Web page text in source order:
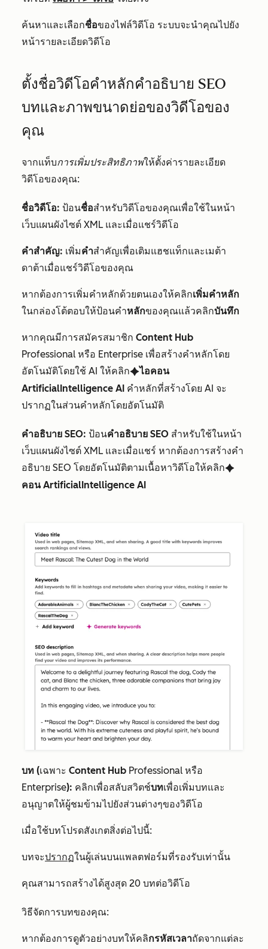
ค้นหาและเลือกชื่อของไฟล์วิดีโอ ระบบจะนำคุณไปยัง
หน้ารายละเอียดวิดีโอ
ตั้งชื่อวิดีโอคำหลักคำอธิบาย SEO
บทและภาพขนาดย่อของวิดีโอของ
คุณ
จากแท็บการเพิ่มประสิทธิภาพให้ตั้งค่ารายละเอียด
วิดีโอของคุณ:
ชื่อวิดีโอ: ป้อนชื่อสำหรับวิดีโอของคุณเพื่อใช้ในหน้า
เว็บแผนผังไซต์ XML และเมื่อแชร์วิดีโอ
คำสำคัญ: เพิ่มคำสำคัญเพื่อเติมแฮชแท็กและเมต้า
ดาต้าเมื่อแชร์วิดีโอของคุณ
หากต้องการเพิ่มคำหลักด้วยตนเองให้คลิกเพิ่มคำหลัก
ในกล่องโต้ตอบให้ป้อนคำหลักของคุณแล้วคลิกบันทึก
หากคุณมีการสมัครสมาชิก Content Hub
Professional หรือ Enterprise เพื่อสร้างคำหลักโดย
อัตโนมัติโดยใช้ AI ให้คลิกartificialIntelligenceไอคอน
ArtificialIntelligence AI คำหลักที่สร้างโดย AI จะ
ปรากฏในส่วนคำหลักโดยอัตโนมัติ
คำอธิบาย SEO: ป้อนคำอธิบาย SEO สำหรับใช้ในหน้า
เว็บแผนผังไซต์ XML และเมื่อแชร์ หากต้องการสร้างคำ
อธิบาย SEO โดยอัตโนมัติตามเนื้อหาวิดีโอให้คลิกartificialIntelligence
คอน ArtificialIntelligence AI
บท (เฉพาะ Content Hub Professional หรือ
Enterprise): คลิกเพื่อสลับสวิตช์บทเพื่อเพิ่มบทและ
อนุญาตให้ผู้ชมข้ามไปยังส่วนต่างๆของวิดีโอ
เมื่อใช้บทโปรดสังเกตสิ่งต่อไปนี้:
บทจะปรากฏในผู้เล่นบนแพลตฟอร์มที่รองรับเท่านั้น
คุณสามารถสร้างได้สูงสุด 20 บทต่อวิดีโอ
วิธีจัดการบทของคุณ:
หากต้องการดูตัวอย่างบทให้คลิกรหัสเวลาถัดจากแต่ละ